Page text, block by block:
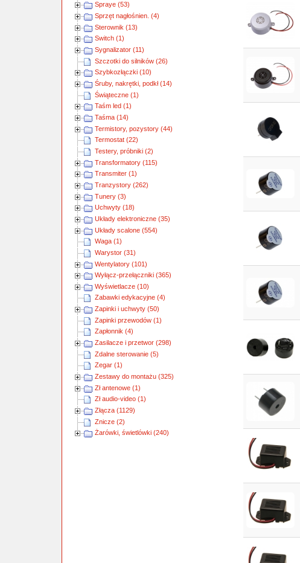
Spraye (53)
Sprzęt nagłośnien. (4)
Sterownik (13)
Switch (1)
Sygnalizator (11)
Szczotki do silników (26)
Szybkozłączki (10)
Śruby, nakrętki, podkł (14)
Świąteczne (1)
Taśm led (1)
Taśma (14)
Termistory, pozystory (44)
Termostat (22)
Testery, próbniki (2)
Transformatory (115)
Transmiter (1)
Tranzystory (262)
Tunery (3)
Uchwyty (18)
Układy elektroniczne (35)
Układy scalone (554)
Waga (1)
Warystor (31)
Wentylatory (101)
Wyłącz-przełączniki (365)
Wyświetlacze (10)
Zabawki edykacyjne (4)
Zapinki i uchwyty (50)
Zapinki przewodów (1)
Zapłonnik (4)
Zasilacze i przetwor (298)
Zdalne sterowanie (5)
Zegar (1)
Zestawy do montażu (325)
Zł antenowe (1)
Zł audio-video (1)
Złącza (1129)
Znicze (2)
Żarówki, świetlówki (240)